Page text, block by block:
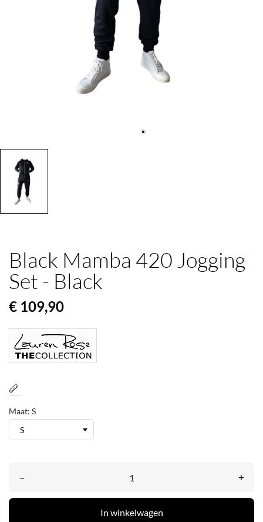
Black Mamba 420 Jogging
Set - Black
€ 109,90
Maat: S
– +
In winkelwagen